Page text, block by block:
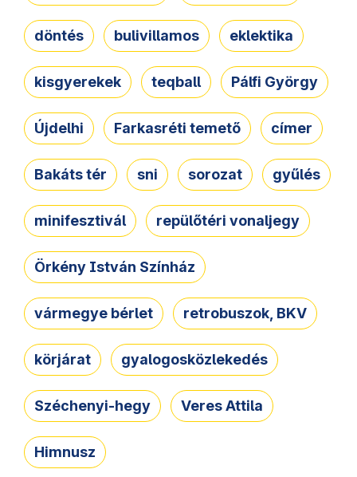
döntés bulivillamos eklektika
kisgyerekek teqball Pálfi György
Újdelhi Farkasréti temető címer
Bakáts tér sni sorozat gyűlés
minifesztivál repülőtéri vonaljegy
Örkény István Színház
vármegye bérlet retrobuszok, BKV
körjárat gyalogosközlekedés
Széchenyi-hegy Veres Attila
Himnusz